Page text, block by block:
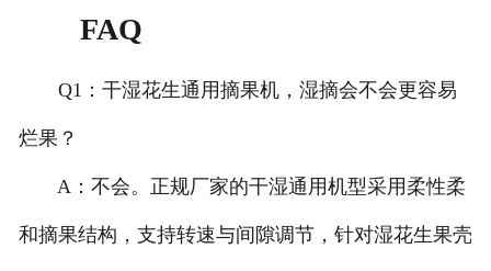
FAQ
Q1：干湿花生通用摘果机，湿摘会不会更容易
烂果？
A：不会。正规厂家的干湿通用机型采用柔性柔
和摘果结构，支持转速与间隙调节，针对湿花生果壳